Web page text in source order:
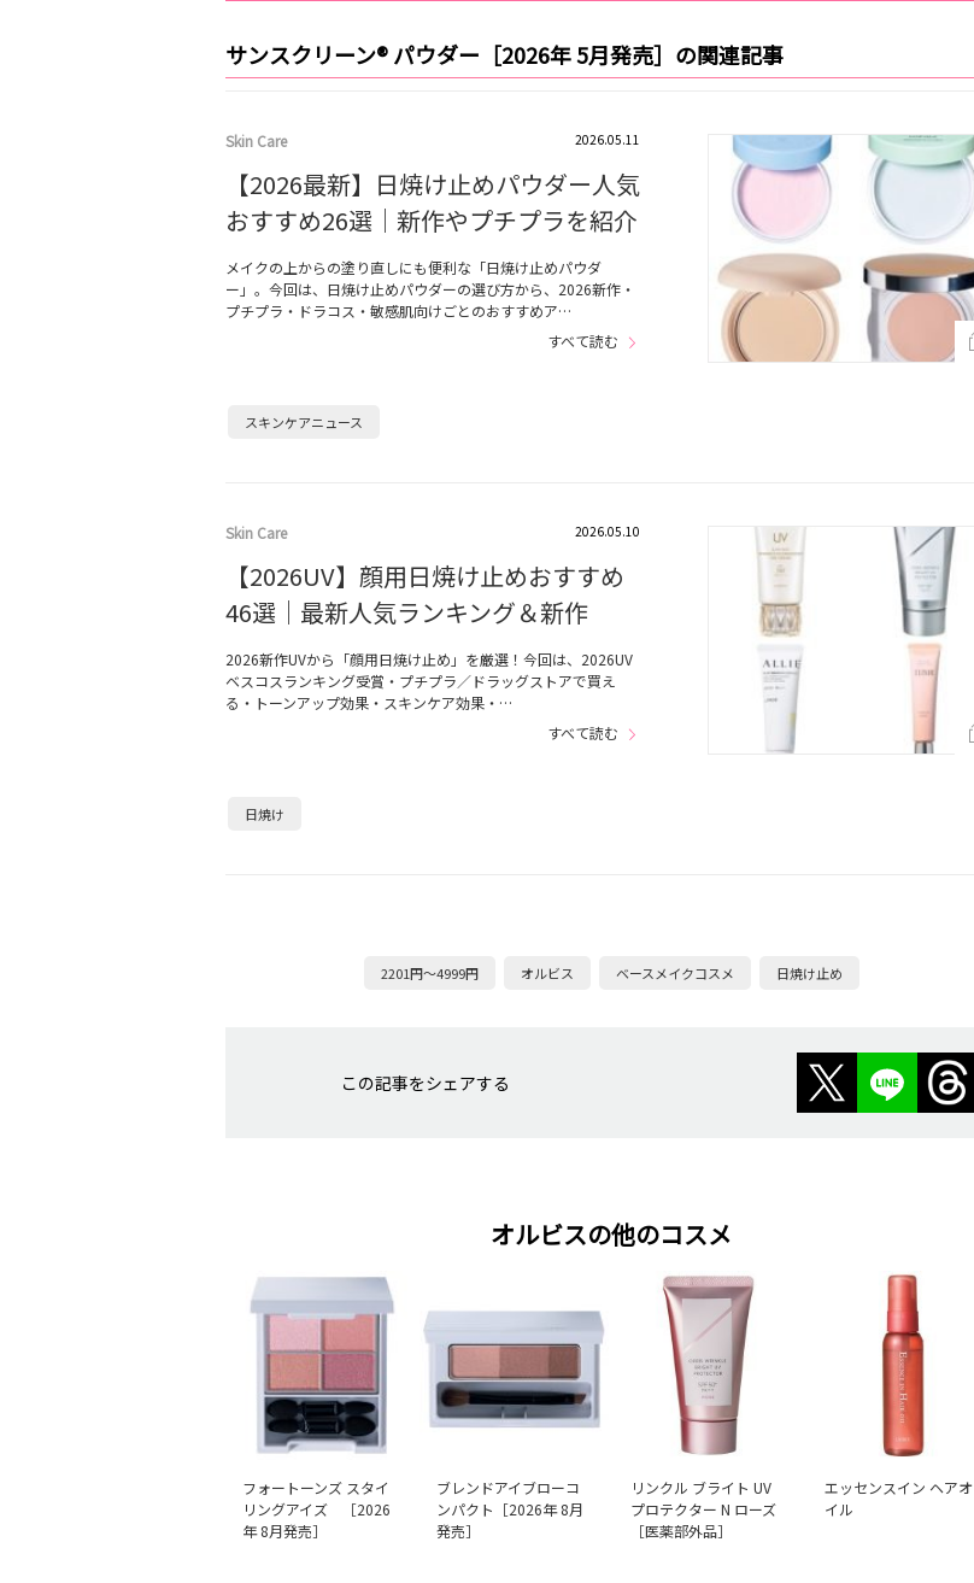
サンスクリーン® パウダー［2026年 5月発売］の関連記事
Skin Care 2026.05.11
【2026最新】日焼け止めパウダー人気
おすすめ26選｜新作やプチプラを紹介
メイクの上からの塗り直しにも便利な「日焼け止めパウダ
ー」。今回は、日焼け止めパウダーの選び方から、2026新作・
プチプラ・ドラコス・敏感肌向けごとのおすすめア…
すべて読む
スキンケアニュース
Skin Care 2026.05.10
【2026UV】顔用日焼け止めおすすめ
46選｜最新人気ランキング＆新作
2026新作UVから「顔用日焼け止め」を厳選！今回は、2026UV
ベスコスランキング受賞・プチプラ／ドラッグストアで買え
る・トーンアップ効果・スキンケア効果・…
すべて読む
日焼け
2201円～4999円 オルビス ベースメイクコスメ 日焼け止め
この記事をシェアする
オルビスの他のコスメ
フォートーンズ スタイ
リングアイズ ［2026
年 8月発売］
ブレンドアイブローコ
ンパクト［2026年 8月
発売］
リンクル ブライト UV
プロテクター N ローズ
［医薬部外品］
エッセンスイン ヘアオ
イル